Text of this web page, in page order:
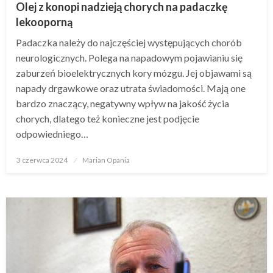
Olej z konopi nadzieją chorych na padaczkę
lekooporną
Padaczka należy do najczęściej występujących chorób
neurologicznych. Polega na napadowym pojawianiu się
zaburzeń bioelektrycznych kory mózgu. Jej objawami są
napady drgawkowe oraz utrata świadomości. Mają one
bardzo znaczący, negatywny wpływ na jakość życia
chorych, dlatego też konieczne jest podjęcie
odpowiedniego…
Opublikowane
3 czerwca 2024 Marian Opania